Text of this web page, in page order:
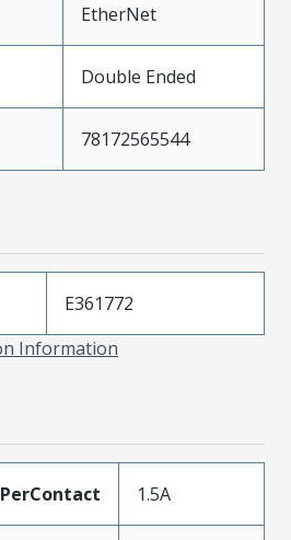
EtherNet
Double Ended
78172565544
E361772
Information
1.5A